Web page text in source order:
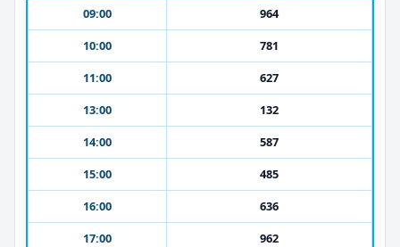
09:00
964
10:00
781
11:00
627
13:00
132
14:00
587
15:00
485
16:00
636
17:00
962